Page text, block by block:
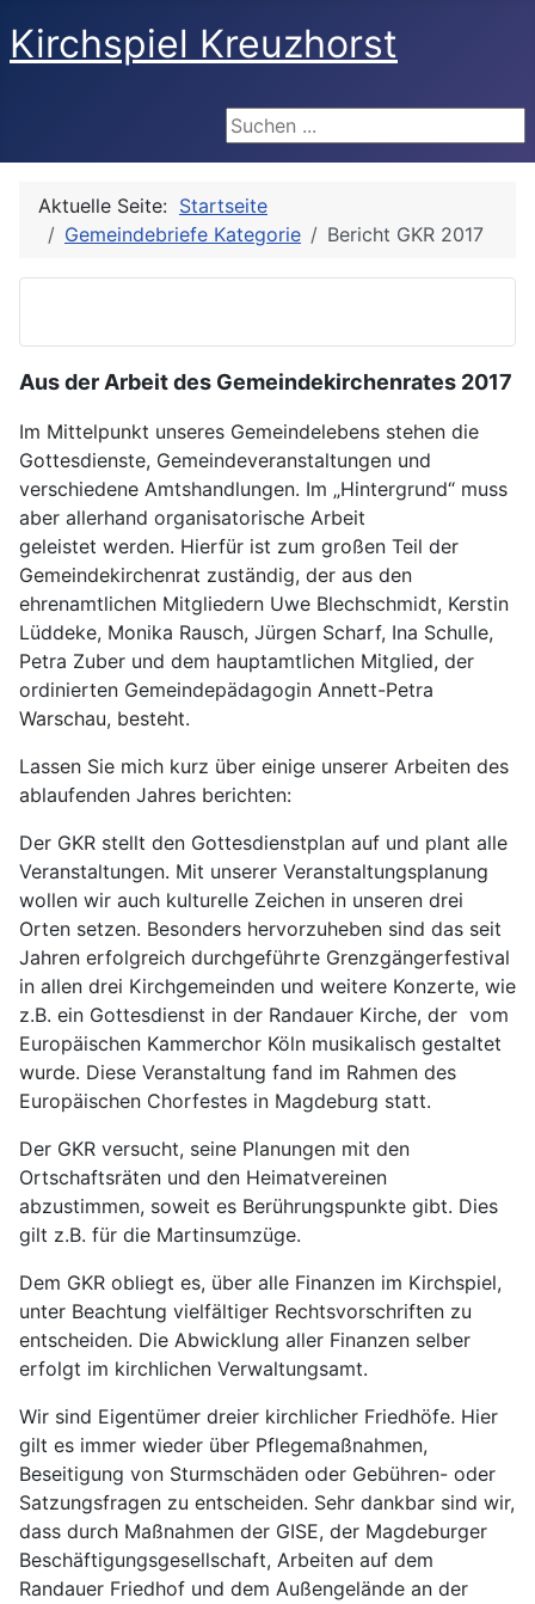
Kirchspiel Kreuzhorst
Suchen ...
Aktuelle Seite: Startseite
Gemeindebriefe Kategorie
Bericht GKR 2017
Aus der Arbeit des Gemeindekirchenrates 2017
Im Mittelpunkt unseres Gemeindelebens stehen die
Gottesdienste, Gemeindeveranstaltungen und
verschiedene Amtshandlungen. Im „Hintergrund“ muss
aber allerhand organisatorische Arbeit
geleistet werden. Hierfür ist zum großen Teil der
Gemeindekirchenrat zuständig, der aus den
ehrenamtlichen Mitgliedern Uwe Blechschmidt, Kerstin
Lüddeke, Monika Rausch, Jürgen Scharf, Ina Schulle,
Petra Zuber und dem hauptamtlichen Mitglied, der
ordinierten Gemeindepädagogin Annett-Petra
Warschau, besteht.
Lassen Sie mich kurz über einige unserer Arbeiten des
ablaufenden Jahres berichten:
Der GKR stellt den Gottesdienstplan auf und plant alle
Veranstaltungen. Mit unserer Veranstaltungsplanung
wollen wir auch kulturelle Zeichen in unseren drei
Orten setzen. Besonders hervorzuheben sind das seit
Jahren erfolgreich durchgeführte Grenzgängerfestival
in allen drei Kirchgemeinden und weitere Konzerte, wie
z.B. ein Gottesdienst in der Randauer Kirche, der vom
Europäischen Kammerchor Köln musikalisch gestaltet
wurde. Diese Veranstaltung fand im Rahmen des
Europäischen Chorfestes in Magdeburg statt.
Der GKR versucht, seine Planungen mit den
Ortschaftsräten und den Heimatvereinen
abzustimmen, soweit es Berührungspunkte gibt. Dies
gilt z.B. für die Martinsumzüge.
Dem GKR obliegt es, über alle Finanzen im Kirchspiel,
unter Beachtung vielfältiger Rechtsvorschriften zu
entscheiden. Die Abwicklung aller Finanzen selber
erfolgt im kirchlichen Verwaltungsamt.
Wir sind Eigentümer dreier kirchlicher Friedhöfe. Hier
gilt es immer wieder über Pflegemaßnahmen,
Beseitigung von Sturmschäden oder Gebühren- oder
Satzungsfragen zu entscheiden. Sehr dankbar sind wir,
dass durch Maßnahmen der GISE, der Magdeburger
Beschäftigungsgesellschaft, Arbeiten auf dem
Randauer Friedhof und dem Außengelände an der